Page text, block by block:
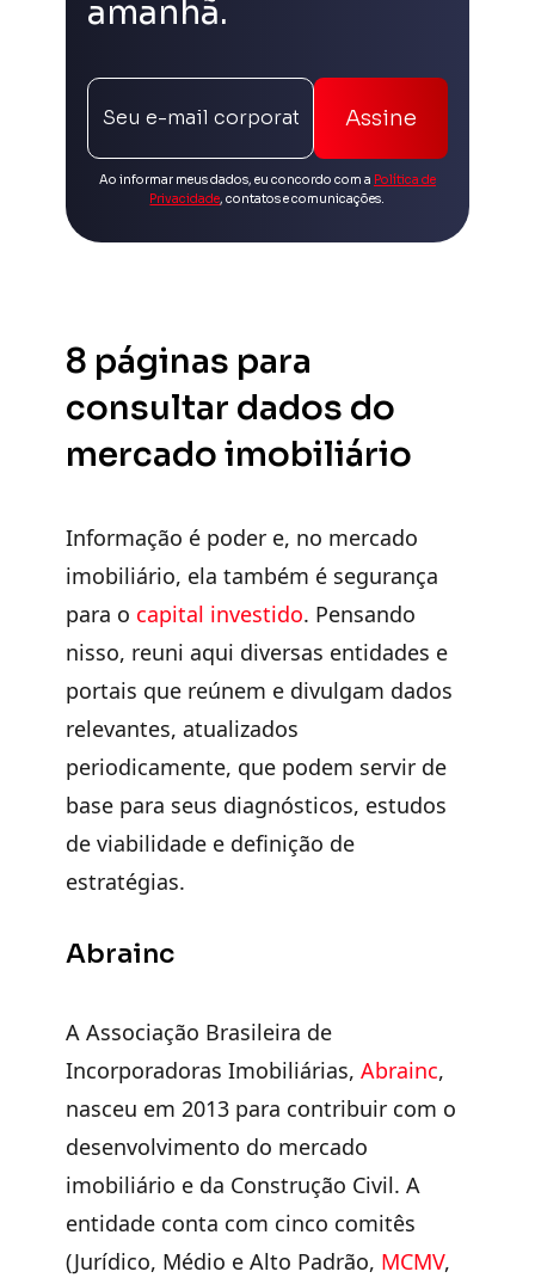
amanhã.
Assine
Ao informar meus dados, eu concordo com a Política de
Privacidade, contatos e comunicações.
8 páginas para
consultar dados do
mercado imobiliário
Informação é poder e, no mercado
imobiliário, ela também é segurança
para o capital investido. Pensando
nisso, reuni aqui diversas entidades e
portais que reúnem e divulgam dados
relevantes, atualizados
periodicamente, que podem servir de
base para seus diagnósticos, estudos
de viabilidade e definição de
estratégias.
Abrainc
A Associação Brasileira de
Incorporadoras Imobiliárias, Abrainc,
nasceu em 2013 para contribuir com o
desenvolvimento do mercado
imobiliário e da Construção Civil. A
entidade conta com cinco comitês
(Jurídico, Médio e Alto Padrão, MCMV,